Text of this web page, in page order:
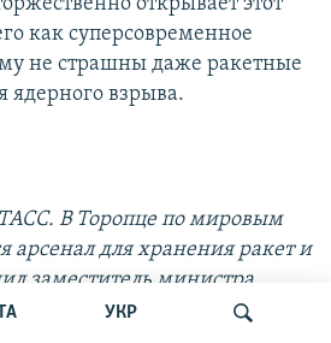
УКР
открывает этот
как суперсовременное
не страшны даже ракетные
ядерного взрыва.
В Торопце по мировым
арсенал для хранения ракет и
заместитель министра
Булгаков: «Арсенал в Торопце